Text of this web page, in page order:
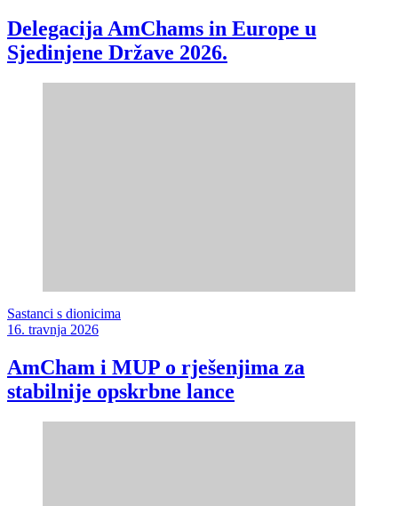
Delegacija AmChams in Europe u
Sjedinjene Države 2026.
Sastanci s dionicima
16. travnja 2026
AmCham i MUP o rješenjima za
stabilnije opskrbne lance